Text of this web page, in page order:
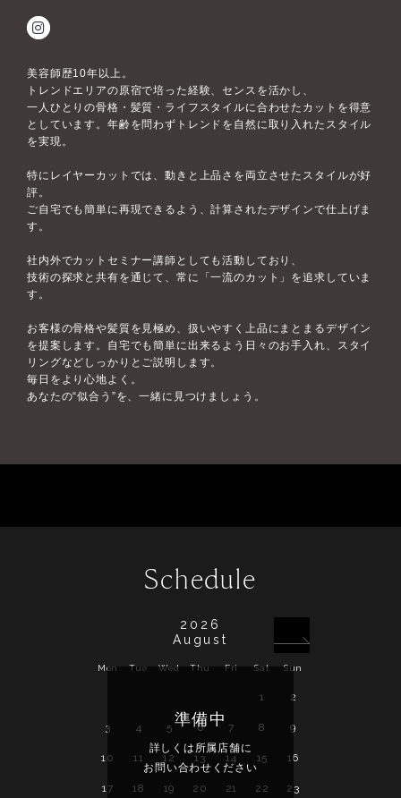
美容師歴10年以上。
トレンドエリアの原宿で培った経験、センスを活かし、
一人ひとりの骨格・髪質・ライフスタイルに合わせたカットを得意
としています。年齢を問わずトレンドを自然に取り入れたスタイル
を実現。
特にレイヤーカットでは、動きと上品さを両立させたスタイルが好
評。
ご自宅でも簡単に再現できるよう、計算されたデザインで仕上げま
す。
社内外でカットセミナー講師としても活動しており、
技術の探求と共有を通じて、常に「一流のカット」を追求していま
す。
お客様の骨格や髪質を見極め、扱いやすく上品にまとまるデザイン
を提案します。自宅でも簡単に出来るよう日々のお手入れ、スタイ
リングなどしっかりとご説明します。
毎日をより心地よく。
あなたの“似合う”を、一緒に見つけましょう。
Schedule
2026
August
Mon Tue Wed Thu Fri Sat Sun
1 2
3 4 5 6 7 8 9
10 11 12 13 14 15 16
17 18 19 20 21 22 23
準備中
詳しくは所属店舗に
お問い合わせください